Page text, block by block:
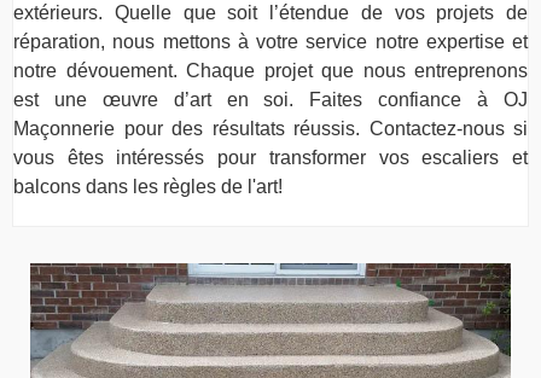
extérieurs. Quelle que soit l’étendue de vos projets de
réparation, nous mettons à votre service notre expertise et
notre dévouement. Chaque projet que nous entreprenons
est une œuvre d’art en soi. Faites confiance à OJ
Maçonnerie pour des résultats réussis. Contactez-nous si
vous êtes intéressés pour transformer vos escaliers et
balcons dans les règles de l'art!